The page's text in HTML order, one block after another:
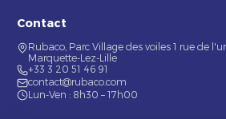
Contact
Rubaco, Parc Village des voiles 1 rue de
Marquette-Lez-Lille
+33 3 20 51 46 91
contact@rubaco.com
Lun-Ven : 8h30 – 17h00